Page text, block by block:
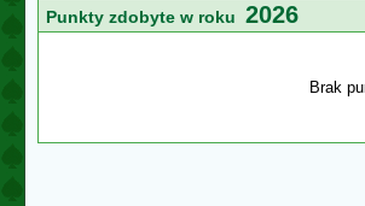
Punkty zdobyte w roku 2026
Brak